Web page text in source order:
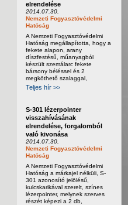
elrendelése
2014.07.30.
Nemzeti Fogyasztóvédelmi
Hatóság
A Nemzeti Fogyasztóvédelmi
Hatóság megállapította, hogy a
fekete alapon, arany
díszfestésű, műanyagból
készült szemálarc fekete
bársony béléssel és 2
megköthető szalaggal,
Teljes hír >>
S-301 lézerpointer
visszahívásának
elrendelése, forgalomból
való kivonása
2014.07.30.
Nemzeti Fogyasztóvédelmi
Hatóság
A Nemzeti Fogyasztóvédelmi
Hatóság a márkajel nélküli, S-
301 azonosító jelölésű,
kulcskarikával szerelt, színes
lézerpointer, melynek szerves
részét képezi a 2 db,